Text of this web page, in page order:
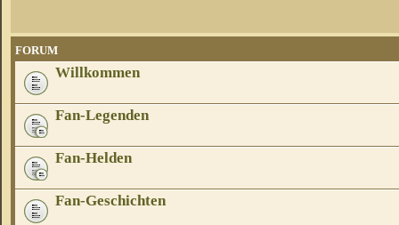
FORUM
Willkommen
Fan-Legenden
Fan-Helden
Fan-Geschichten